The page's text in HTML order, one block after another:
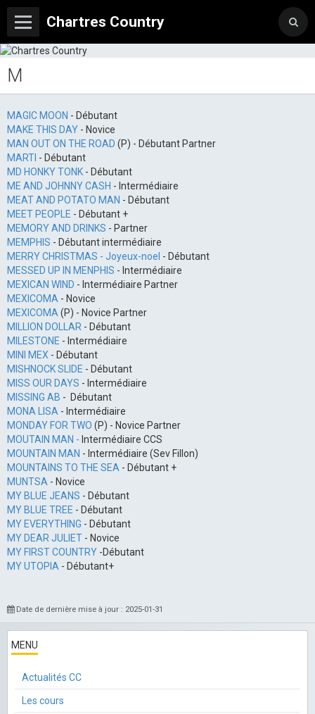
Chartres Country
M
MAGIC MOON - Débutant
MAKE THIS DAY - Novice
MAN OUT ON THE ROAD (P) - Débutant Partner
MARTI - Débutant
MD HONKY TONK - Débutant
ME AND JOHNNY CASH - Intermédiaire
MEAT AND POTATO MAN - Débutant
MEET PEOPLE - Débutant +
MEMORY AND DRINKS - Partner
MEMPHIS - Débutant intermédiaire
MERRY CHRISTMAS - Joyeux-noel - Débutant
MESSED UP IN MENPHIS - Intermédiaire
MEXICAN WIND - Intermédiaire Partner
MEXICOMA - Novice
MEXICOMA (P) - Novice Partner
MILLION DOLLAR - Débutant
MILESTONE - Intermédiaire
MINI MEX - Débutant
MISHNOCK SLIDE - Débutant
MISS OUR DAYS - Intermédiaire
MISSING AB - Débutant
MONA LISA - Intermédiaire
MONDAY FOR TWO (P) - Novice Partner
MOUTAIN MAN - Intermédiaire CCS
MOUNTAIN MAN - Intermédiaire (Sev Fillon)
MOUNTAINS TO THE SEA - Débutant +
MUNTSA - Novice
MY BLUE JEANS - Débutant
MY BLUE TREE - Débutant
MY EVERYTHING - Débutant
MY DEAR JULIET - Novice
MY FIRST COUNTRY -Débutant
MY UTOPIA - Débutant+
Date de dernière mise à jour : 2025-01-31
MENU
Actualités CC
Les cours